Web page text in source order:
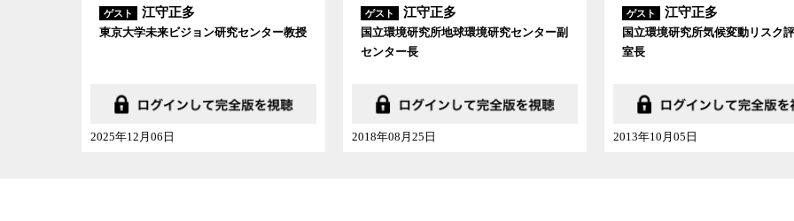
ゲスト 江守正多
東京大学未来ビジョン研究センター教授
2025年12月06日
ゲスト 江守正多
国立環境研究所地球環境研究センター副
センター長
2018年08月25日
ゲスト 江守正多
国立環境研究所気候変動リスク
室長
2013年10月05日